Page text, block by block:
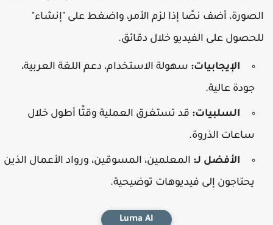
أضف نصًا إذا لزم الأمر، واضغط على "إنشاء"
على الفيديو خلال دقائق.
الإيجابيات:سهولة الاستخدام، دعم اللغة العربية،
جودة عالية.
السلبيات:قد تستغرق العملية وقتًا أطول خلال
ساعات الذروة.
الأفضل لـ: المعلمين، المسوقين، ورواد الأعمال الذين
يحتاجون إلى فيديوهات توضيحية.
Luma AI